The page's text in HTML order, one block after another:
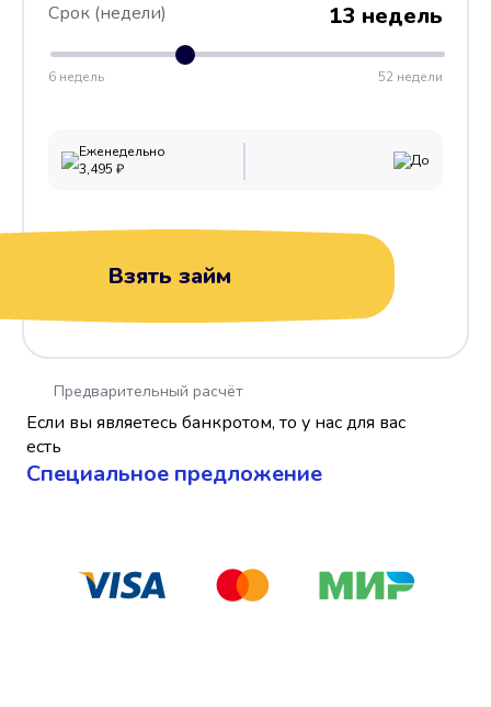
Срок (недели) 13 недель
6 недель 52 недели
Еженедельно
3,495 ₽ До
Взять займ
Если вы являетесь банкротом, то у нас для вас
есть
Cпециальное предложение
Предварительный расчёт